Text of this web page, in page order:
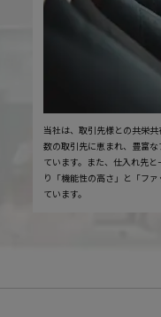
当社は、取引先様との共栄
数の取引先に恵まれ、豊富
ています。また、仕入れ先
り「機能性の高さ」と「フ
ています。